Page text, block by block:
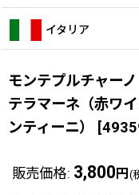
イタリア
モンテプルチャ
テラマーネ（赤ワ
ンティーニ）
[
販売価格: 3,800 円 (